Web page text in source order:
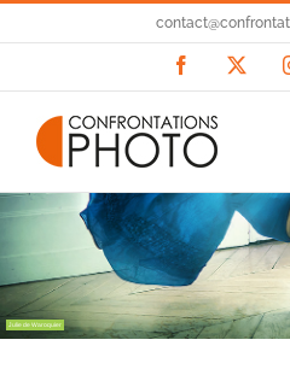
Facebook
Julie de Waroquier